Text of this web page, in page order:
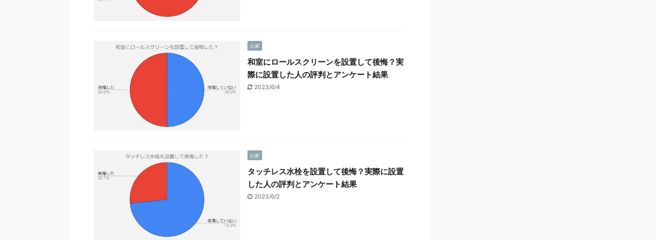
お家
和室にロールスクリーンを設置して後悔？実
際に設置した人の評判とアンケート結果
2023/6/4
お家
タッチレス水栓を設置して後悔？実際に設置
した人の評判とアンケート結果
2023/6/2